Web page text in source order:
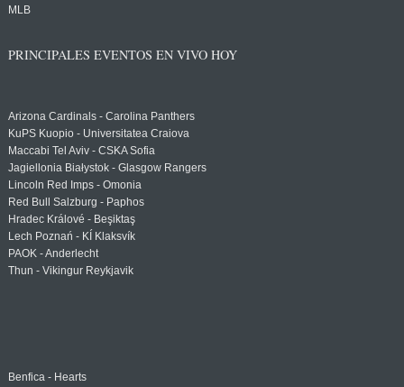
MLB
PRINCIPALES EVENTOS EN VIVO HOY
Arizona Cardinals - Carolina Panthers
KuPS Kuopio - Universitatea Craiova
Maccabi Tel Aviv - CSKA Sofia
Jagiellonia Białystok - Glasgow Rangers
Lincoln Red Imps - Omonia
Red Bull Salzburg - Paphos
Hradec Králové - Beşiktaş
Lech Poznań - KÍ Klaksvík
PAOK - Anderlecht
Thun - Vikingur Reykjavik
Benfica - Hearts